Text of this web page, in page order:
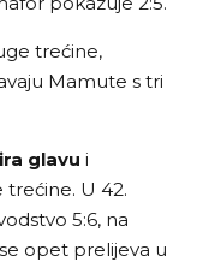
trećine,
Mamute s tri
glavu i
U 42.
5:6, na
opet prelijeva u